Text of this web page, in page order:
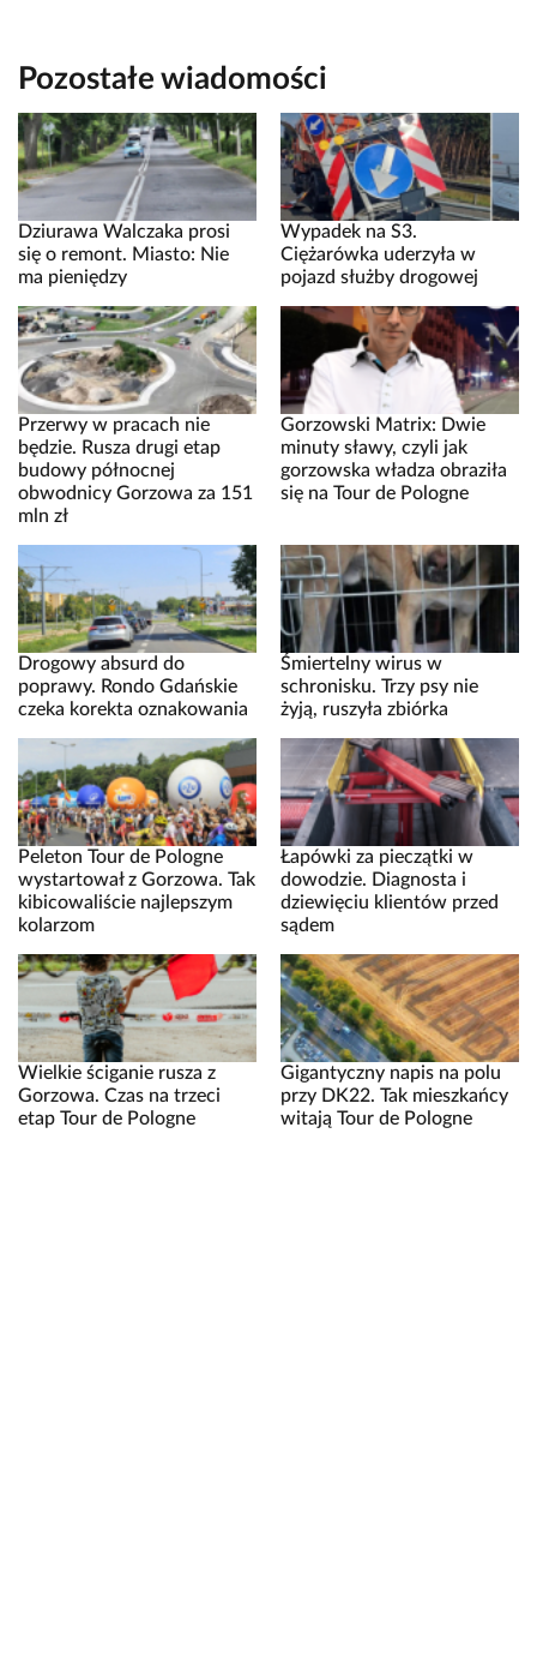
Pozostałe wiadomości
Dziurawa Walczaka prosi
się o remont. Miasto: Nie
ma pieniędzy
Wypadek na S3.
Ciężarówka uderzyła w
pojazd służby drogowej
Przerwy w pracach nie
będzie. Rusza drugi etap
budowy północnej
obwodnicy Gorzowa za 151
mln zł
Gorzowski Matrix: Dwie
minuty sławy, czyli jak
gorzowska władza obraziła
się na Tour de Pologne
Drogowy absurd do
poprawy. Rondo Gdańskie
czeka korekta oznakowania
Śmiertelny wirus w
schronisku. Trzy psy nie
żyją, ruszyła zbiórka
Peleton Tour de Pologne
wystartował z Gorzowa. Tak
kibicowaliście najlepszym
kolarzom
Łapówki za pieczątki w
dowodzie. Diagnosta i
dziewięciu klientów przed
sądem
Wielkie ściganie rusza z
Gorzowa. Czas na trzeci
etap Tour de Pologne
Gigantyczny napis na polu
przy DK22. Tak mieszkańcy
witają Tour de Pologne